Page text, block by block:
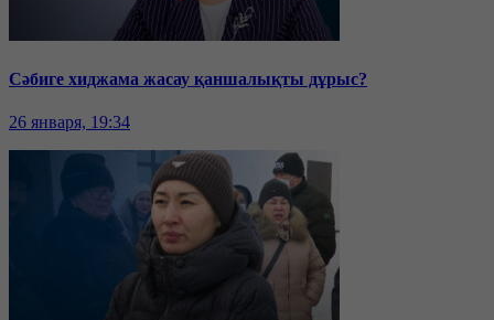
Сәбиге хиджама жасау қаншалықты дұрыс?
26 января, 19:34